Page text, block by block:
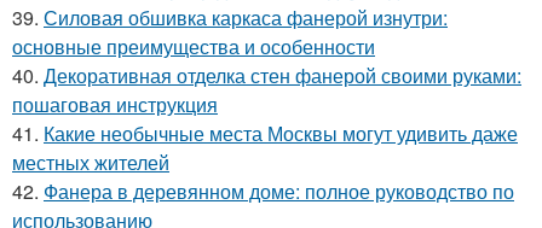
39. Силовая обшивка каркаса фанерой изнутри:
основные преимущества и особенности
40. Декоративная отделка стен фанерой своими руками:
пошаговая инструкция
41. Какие необычные места Москвы могут удивить даже
местных жителей
42. Фанера в деревянном доме: полное руководство по
использованию